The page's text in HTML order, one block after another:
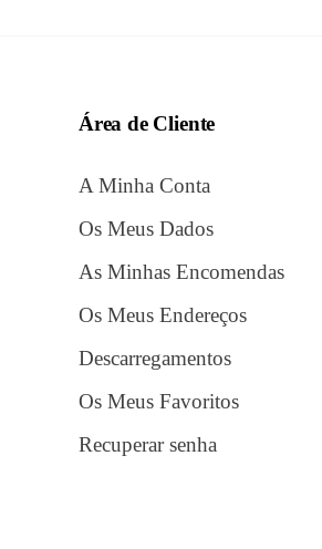
Área de Cliente
A Minha Conta
Os Meus Dados
As Minhas Encomendas
Os Meus Endereços
Descarregamentos
Os Meus Favoritos
Recuperar senha